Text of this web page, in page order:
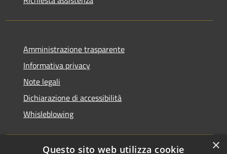
Amministrazione trasparente
Informativa privacy
Note legali
Dichiarazione di accessibilità
Whisleblowing
×
Questo sito web utilizza cookie